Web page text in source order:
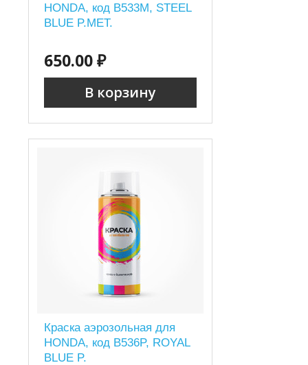
HONDA, код B533M, STEEL
BLUE P.MET.
650.00 ₽
В корзину
Краска аэрозольная для
HONDA, код B536P, ROYAL
BLUE P.